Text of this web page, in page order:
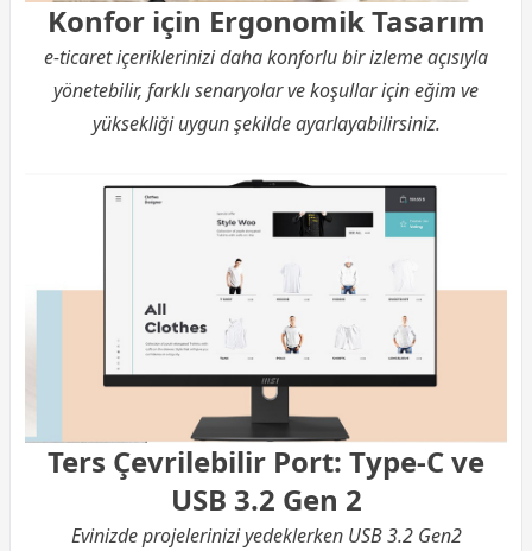
Konfor için Ergonomik Tasarım
e-ticaret içeriklerinizi daha konforlu bir izleme açısıyla
yönetebilir, farklı senaryolar ve koşullar için eğim ve
yüksekliği uygun şekilde ayarlayabilirsiniz.
Ters Çevrilebilir Port: Type-C ve
USB 3.2 Gen 2
Evinizde projelerinizi yedeklerken USB 3.2 Gen2